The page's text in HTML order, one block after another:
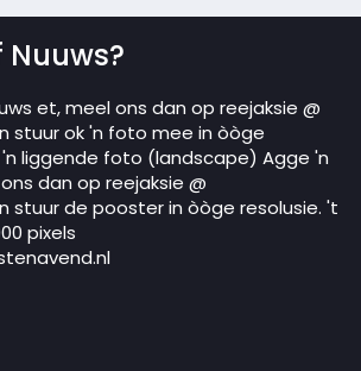
Nuuws?
et, meel ons dan op reejaksie @
stuur ok 'n foto mee in òòge
liggende foto (landscape) Agge 'n
dan op reejaksie @
stuur de pooster in òòge resolusie. 't
pixels